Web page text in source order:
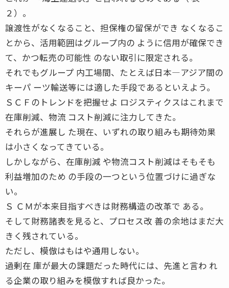
２）。
譲渡性がなくなること、担保権の留保ができ なくなるこ
とから、活用範囲はグループ内の ように信用が確保でき
て、かつ転売の可能性 のない取引に限定される。
それでもグループ 内工場間、たとえば日本―アジア間の
キーパ ーツ輸送等には適した手段であるといえよう。
ＳＣＦのトレンドを把握せよ ロジスティクスはこれまで
在庫削減、物流 コスト削減に注力してきた。
それらが進展し た現在、いずれの取り組みも期待効果
は小さくなってきている。
しかしながら、在庫削減 や物流コスト削減はそもそも
利益増加のため の手段の一つという位置づけに過ぎな
い。
Ｓ ＣＭが本来目指すべきは財務構造の改革で ある。
そして財務諸表を見ると、プロセス改 善の余地はまだ大
きく残されている。
ただし、模倣はもはや通用しない。
過剰在 庫が最大の課題だった時代には、先進と言わ れ
る企業の取り組みを模倣すれば良かった。